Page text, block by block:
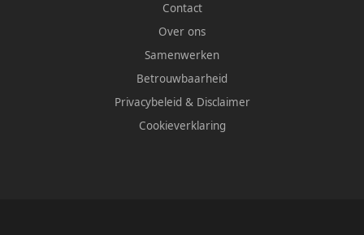
Contact
Over ons
Samenwerken
Betrouwbaarheid
Privacybeleid & Disclaimer
Cookieverklaring